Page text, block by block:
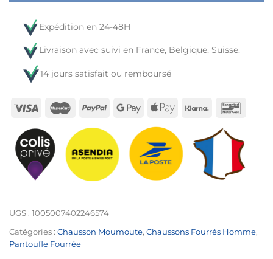
Expédition en 24-48H
Livraison avec suivi en France, Belgique, Suisse.
14 jours satisfait ou remboursé
UGS : 1005007402246574
Catégories : Chausson Moumoute, Chaussons Fourrés Homme,
Pantoufle Fourrée